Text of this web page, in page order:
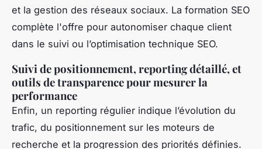
et la gestion des réseaux sociaux. La formation SEO
complète l'offre pour autonomiser chaque client
dans le suivi ou l’optimisation technique SEO.
Suivi de positionnement, reporting détaillé, et
outils de transparence pour mesurer la
performance
Enfin, un reporting régulier indique l’évolution du
trafic, du positionnement sur les moteurs de
recherche et la progression des priorités définies.